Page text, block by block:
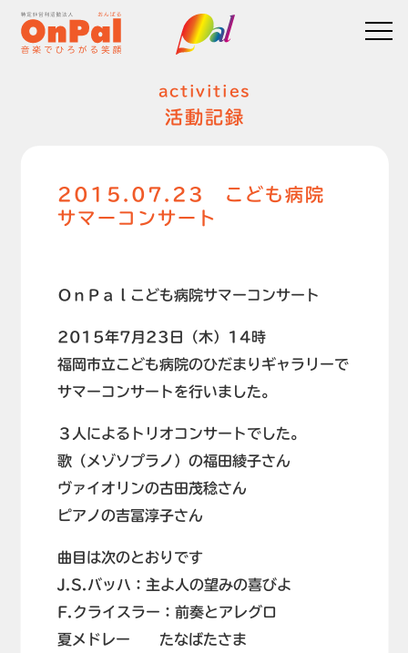
activities
活動記録
2015.07.23 こども病院
サマーコンサート
ＯｎＰａｌこども病院サマーコンサート
2015年7月23日（木）14時
福岡市立こども病院のひだまりギャラリーで
サマーコンサートを行いました。
３人によるトリオコンサートでした。
歌（メゾソプラノ）の福田綾子さん
ヴァイオリンの古田茂稔さん
ピアノの吉冨淳子さん
曲目は次のとおりです
J.S.バッハ：主よ人の望みの喜びよ
F.クライスラー：前奏とアレグロ
夏メドレー たなばたさま